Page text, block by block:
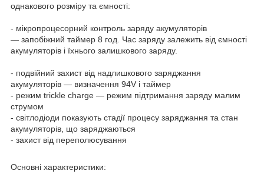
однакового розміру та ємності:
- мікропроцесорний контроль заряду акумуляторів
— запобіжний таймер 8 год. Час заряду залежить від ємності
акумуляторів і їхнього залишкового заряду.
- подвійний захист від надлишкового заряджання
акумуляторів — визначення 94V і таймер
- режим trickle charge — режим підтримання заряду малим
струмом
- світлодіоди показують стадії процесу заряджання та стан
акумуляторів, що заряджаються
- захист від переполюсування
Основні характеристики: